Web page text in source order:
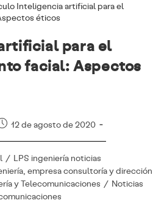
para el
facial: Aspectos
12 de agosto de 2020
/ LPS ingeniería noticias
empresa consultoría y dirección
y Telecomunicaciones / Noticias